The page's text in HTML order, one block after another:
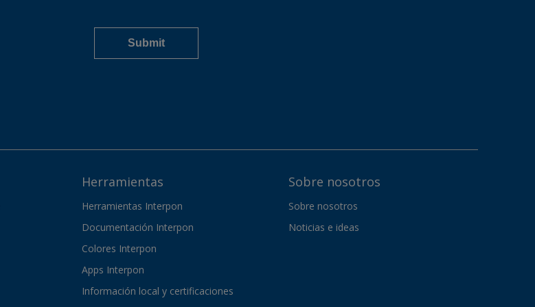
Herramientas
Herramientas Interpon
Documentación Interpon
Colores Interpon
Apps Interpon
Información local y certificaciones
Sobre nosotros
Sobre nosotros
Noticias e ideas